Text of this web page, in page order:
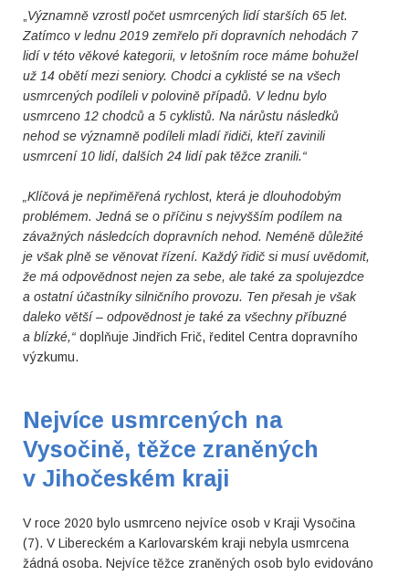
Významně vzrostl počet usmrcených lidí starších 65 let.
Zatímco v lednu 2019 zemřelo při dopravních nehodách 7
lidí v této věkové kategorii, v letošním roce máme bohužel
už 14 obětí mezi seniory. Chodci a cyklisté se na všech
usmrcených podíleli v polovině případů. V lednu bylo
usmrceno 12 chodců a 5 cyklistů. Na nárůstu následků
nehod se významně podílelimladí řidiči, kteří zavinili
usmrcení 10 lidí, dalších 24 lidí pak těžce zranili.“
„Klíčová je nepřiměřená rychlost, která je dlouhodobým
problémem. Jedná se o příčinu s nejvyšším podílem na
závažných následcích dopravních nehod. Neméně důležité
je však plně se věnovat řízení. Každý řidič si musí uvědomit,
že má odpovědnost nejen za sebe, ale také za spolujezdce
a ostatní účastníky silničního provozu. Ten přesah je však
daleko větší – odpovědnost je také za všechny příbuzné
a blízké,“ doplňuje Jindřich Frič, ředitel Centra dopravního
výzkumu.
Nejvíce usmrcených na
Vysočině, těžce zraněných
v Jihočeském kraji
V roce 2020 bylo usmrceno nejvíce osob v Kraji Vysočina
(7). V Libereckém a Karlovarském kraji nebyla usmrcena
žádná osoba. Nejvíce těžce zraněných osob bylo evidováno